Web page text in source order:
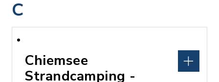
C
Chiemsee
Strandcamping -